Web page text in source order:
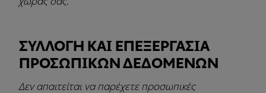
ΣΥΛΛΟΓΗ ΚΑΙ ΕΠΕΞΕΡΓΑΣΙΑ
ΠΡΟΣΩΠΙΚΩΝ ΔΕΔΟΜΕΝΩΝ
Δεν απαιτείται να παρέχετε προσωπικές